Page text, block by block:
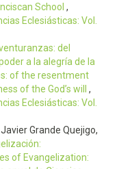
School ,
Eclesiásticas: Vol.
del
a la alegría de la
of the resentment
of the God’s will ,
Eclesiásticas: Vol.
Grande Quejigo,
of Evangelization: